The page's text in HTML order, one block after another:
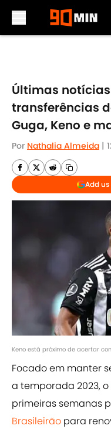
Últimas
transferências
Guga, Keno e
Por Nathalia Almeida |
Add
Keno está próximo de acertar
Focado em manter
a temporada 2023, o
primeiras semanas
Brasileirão para